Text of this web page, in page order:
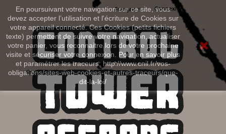
En poursuivant votre navigation sur ce site, vous
devez accepter l’utilisation et l'écriture de Cookies sur
votre appareil connecté. Ces Cookies (petits fichiers
texte) permettent de suivre votre navigation, actualiser
votre panier, vous reconnaitre lors de votre prochaine
visite et sécuriser votre connexion. Pour en savoir plus
et paramétrer les traceurs: http://www.cnil.fr/vos-
obligations/sites-web-cookies-et-autres-traceurs/que-
dit-la-loi/
Connexion
Français